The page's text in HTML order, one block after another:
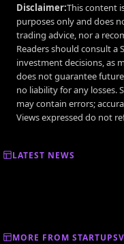
Disclaimer:This content
purposes only and does
trading advice, nor a
Readers should consult a
investment decisions, as
does not guarantee
no liability for any losses.
may contain errors;
Views expressed do not
LATEST NEWS
MORE FROM